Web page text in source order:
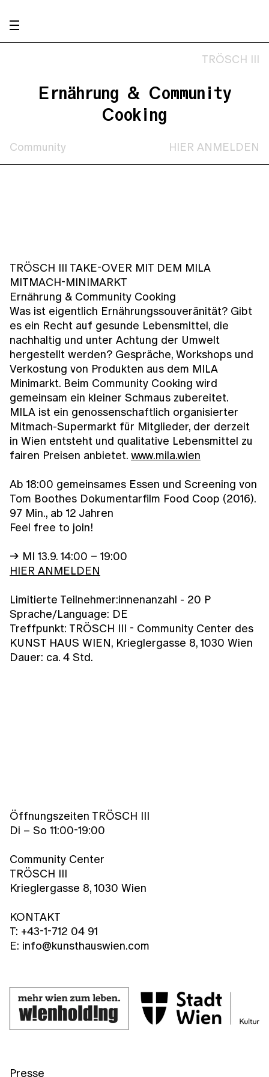
TRÖSCH III
Ernährung & Community
Cooking
Community HIER ANMELDEN
TRÖSCH III TAKE-OVER MIT DEM MILA
MITMACH-MINIMARKT
Ernährung & Community Cooking
Was ist eigentlich Ernährungssouveränität? Gibt
es ein Recht auf gesunde Lebensmittel, die
nachhaltig und unter Achtung der Umwelt
hergestellt werden? Gespräche, Workshops und
Verkostung von Produkten aus dem MILA
Minimarkt. Beim Community Cooking wird
gemeinsam ein kleiner Schmaus zubereitet.
MILA ist ein genossenschaftlich organisierter
Mitmach-Supermarkt für Mitglieder, der derzeit
in Wien entsteht und qualitative Lebensmittel zu
fairen Preisen anbietet.www.mila.wien
Ab 18:00 gemeinsames Essen und Screening von
Tom Boothes Dokumentarfilm Food Coop (2016).
97 Min., ab 12 Jahren
Feel free to join!
→ MI 13.9. 14:00 – 19:00
HIER ANMELDEN
Limitierte Teilnehmer:innenanzahl - 20 P
Sprache/Language: DE
Treffpunkt: TRÖSCH III - Community Center des
KUNST HAUS WIEN, Krieglergasse 8, 1030 Wien
Dauer: ca. 4 Std.
Öffnungszeiten TRÖSCH III
Di – So 11:00-19:00
Community Center
TRÖSCH III
Krieglergasse 8, 1030 Wien
KONTAKT
T: +43-1-712 04 91
E: info@kunsthauswien.com
Presse